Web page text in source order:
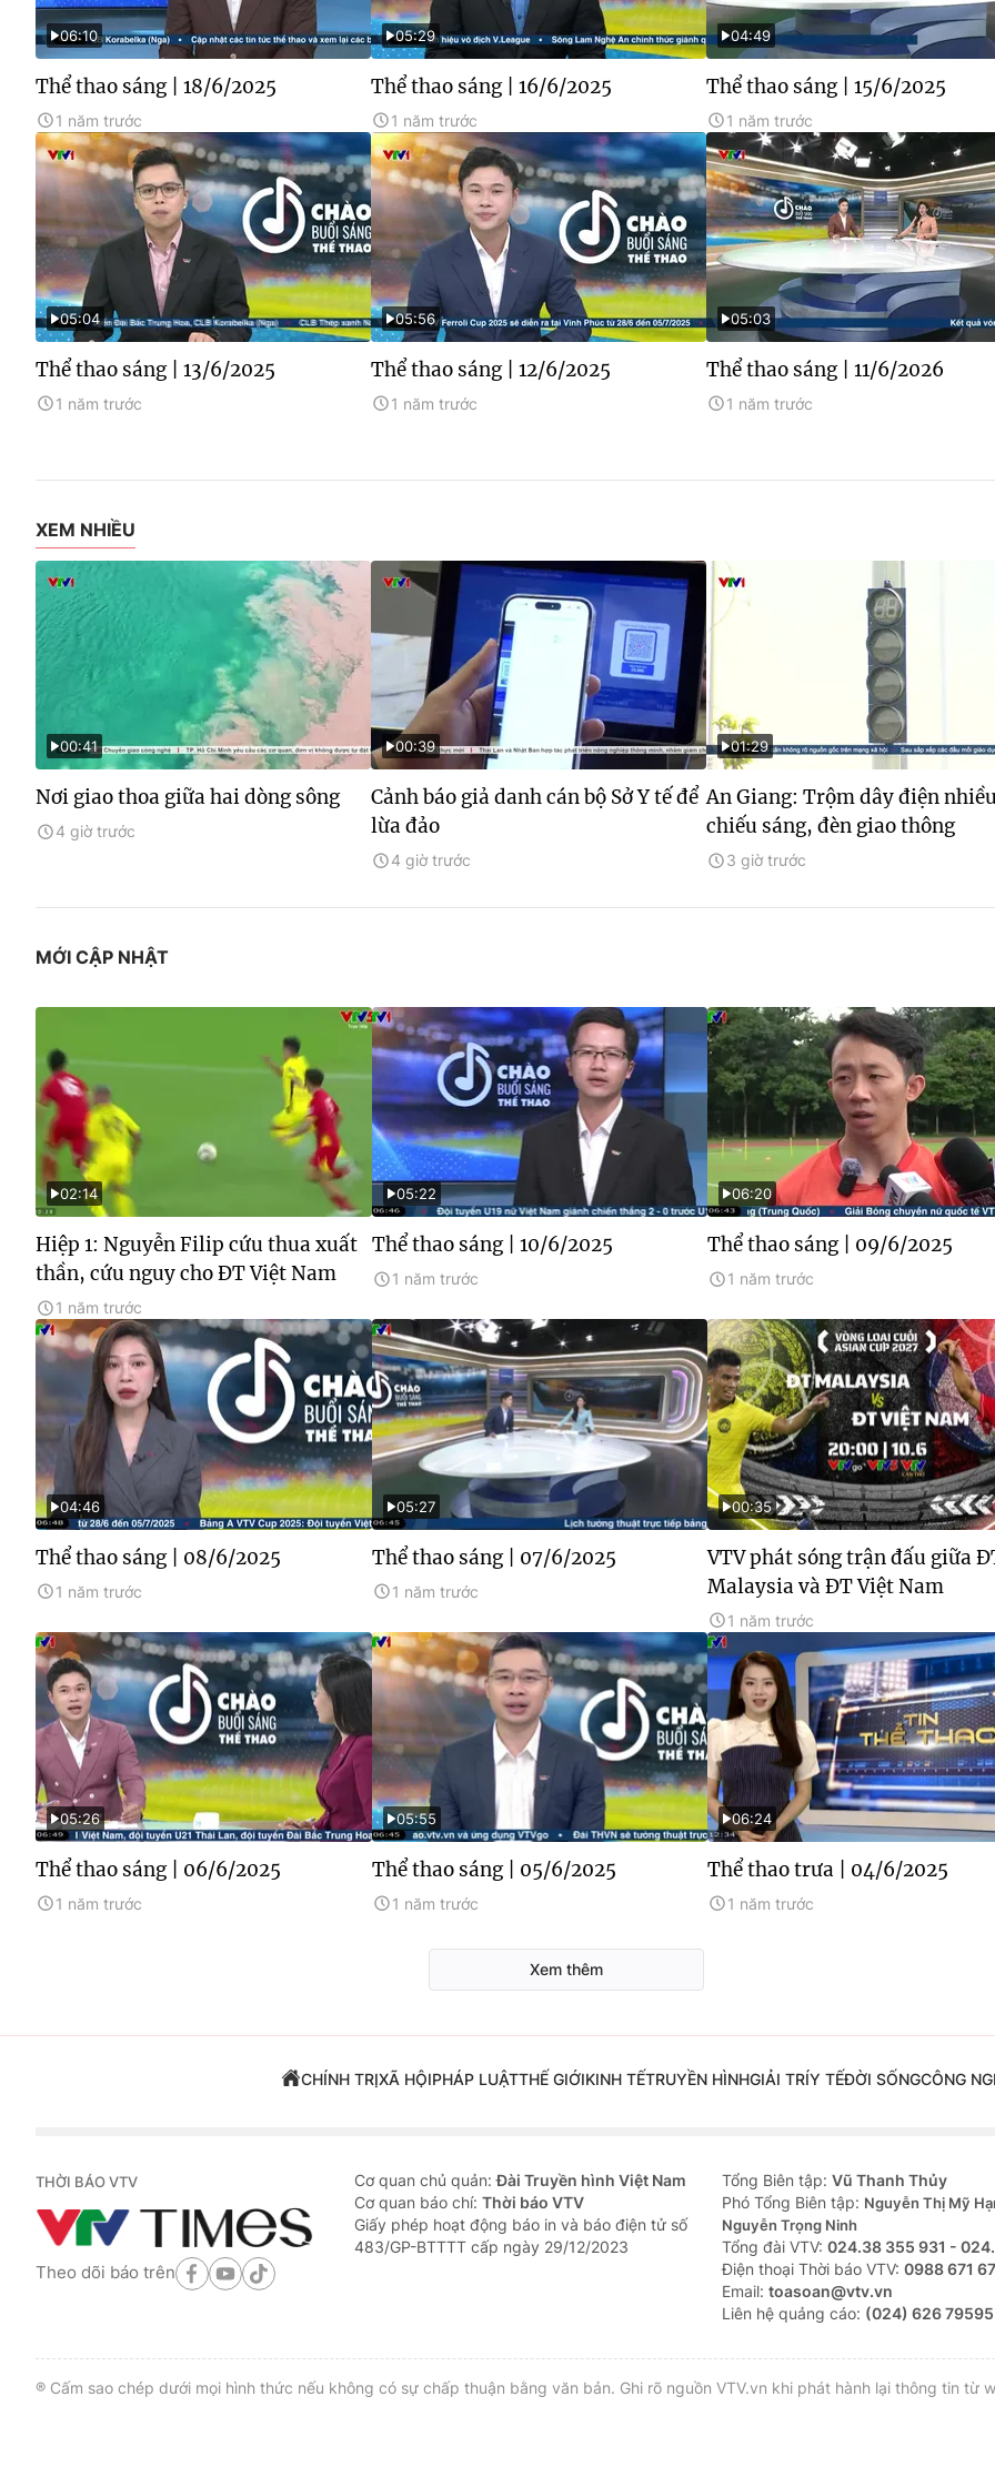
06:10
Thể thao sáng | 18/6/2025
1 năm trước
05:29
Thể thao sáng | 16/6/2025
1 năm trước
04:49
Thể thao sáng | 15/6/2025
1 năm trước
05:04
Thể thao sáng | 13/6/2025
1 năm trước
05:56
Thể thao sáng | 12/6/2025
1 năm trước
05:03
Thể thao sáng | 11/6/2026
1 năm trước
XEM NHIỀU
00:41
Nơi giao thoa giữa hai dòng sông
4 giờ trước
00:39
Cảnh báo giả danh cán bộ Sở Y tế để
lừa đảo
4 giờ trước
01:29
An Giang: Trộm dây điện
chiếu sáng, đèn giao thông
3 giờ trước
MỚI CẬP NHẬT
02:14
Hiệp 1: Nguyễn Filip cứu thua xuất
thần, cứu nguy cho ĐT Việt Nam
1 năm trước
05:22
Thể thao sáng | 10/6/2025
1 năm trước
06:20
Thể thao sáng | 09/6/2025
1 năm trước
04:46
Thể thao sáng | 08/6/2025
1 năm trước
05:27
Thể thao sáng | 07/6/2025
1 năm trước
00:35
VTV phát sóng trận đấu giữa
Malaysia và ĐT Việt Nam
1 năm trước
05:26
Thể thao sáng | 06/6/2025
1 năm trước
05:55
Thể thao sáng | 05/6/2025
1 năm trước
06:24
Thể thao trưa | 04/6/2025
1 năm trước
Xem thêm
CHÍNH TRỊXÃ HỘIPHÁP LUẬTTHẾ GIỚIKINH TẾTRUYỀN HÌNHGIẢI TRÍY TẾĐỜI SỐNGCÔNG
THỜI BÁO VTV
Theo dõi báo trên
Cơ quan chủ quản:Đài Truyền hình Việt Nam
Cơ quan báo chí: Thời báo VTV
Giấy phép hoạt động báo in và báo điện tử số
483/GP-BTTTT cấp ngày 29/12/2023
Tổng Biên tập: Vũ Thanh Thủy
Phó Tổng Biên tập: Nguyễn Thị Mỹ
Nguyễn Trọng Ninh
Tổng đài VTV: 024.38 355 931 -
Ðiện thoại Thời báo VTV: 0988 671
Email: toasoan@vtv.vn
Liên hệ quảng cáo: (024) 626 79595
® Cấm sao chép dưới mọi hình thức nếu không có sự chấp thuận bằng văn bản. Ghi rõ nguồn VTV.vn khi phát hành lại thông tin từ